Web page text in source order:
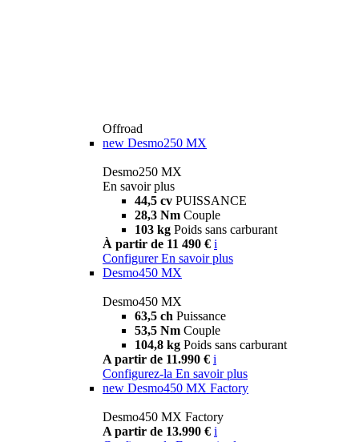
Offroad
new Desmo250 MX
Desmo250 MX
En savoir plus
44,5 cv PUISSANCE
28,3 Nm Couple
103 kg Poids sans carburant
À partir de 11 490 € i
Configurer En savoir plus
Desmo450 MX
Desmo450 MX
63,5 ch Puissance
53,5 Nm Couple
104,8 kg Poids sans carburant
A partir de 11.990 € i
Configurez-la En savoir plus
new Desmo450 MX Factory
Desmo450 MX Factory
A partir de 13.990 € i